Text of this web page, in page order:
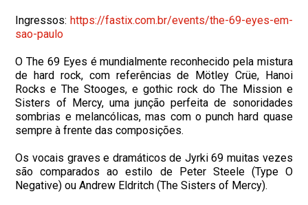
Ingressos: https://fastix.com.br/events/the-69-eyes-em-
sao-paulo
O The 69 Eyes é mundialmente reconhecido pela mistura
de hard rock, com referências de Mötley Crüe, Hanoi
Rocks e The Stooges, e gothic rock do The Mission e
Sisters of Mercy, uma junção perfeita de sonoridades
sombrias e melancólicas, mas com o punch hard quase
sempre à frente das composições.
Os vocais graves e dramáticos de Jyrki 69 muitas vezes
são comparados ao estilo de Peter Steele (Type O
Negative) ou Andrew Eldritch (The Sisters of Mercy).